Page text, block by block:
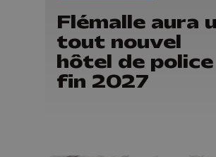
Flémalle aura
tout nouvel
hôtel de police
fin 2027